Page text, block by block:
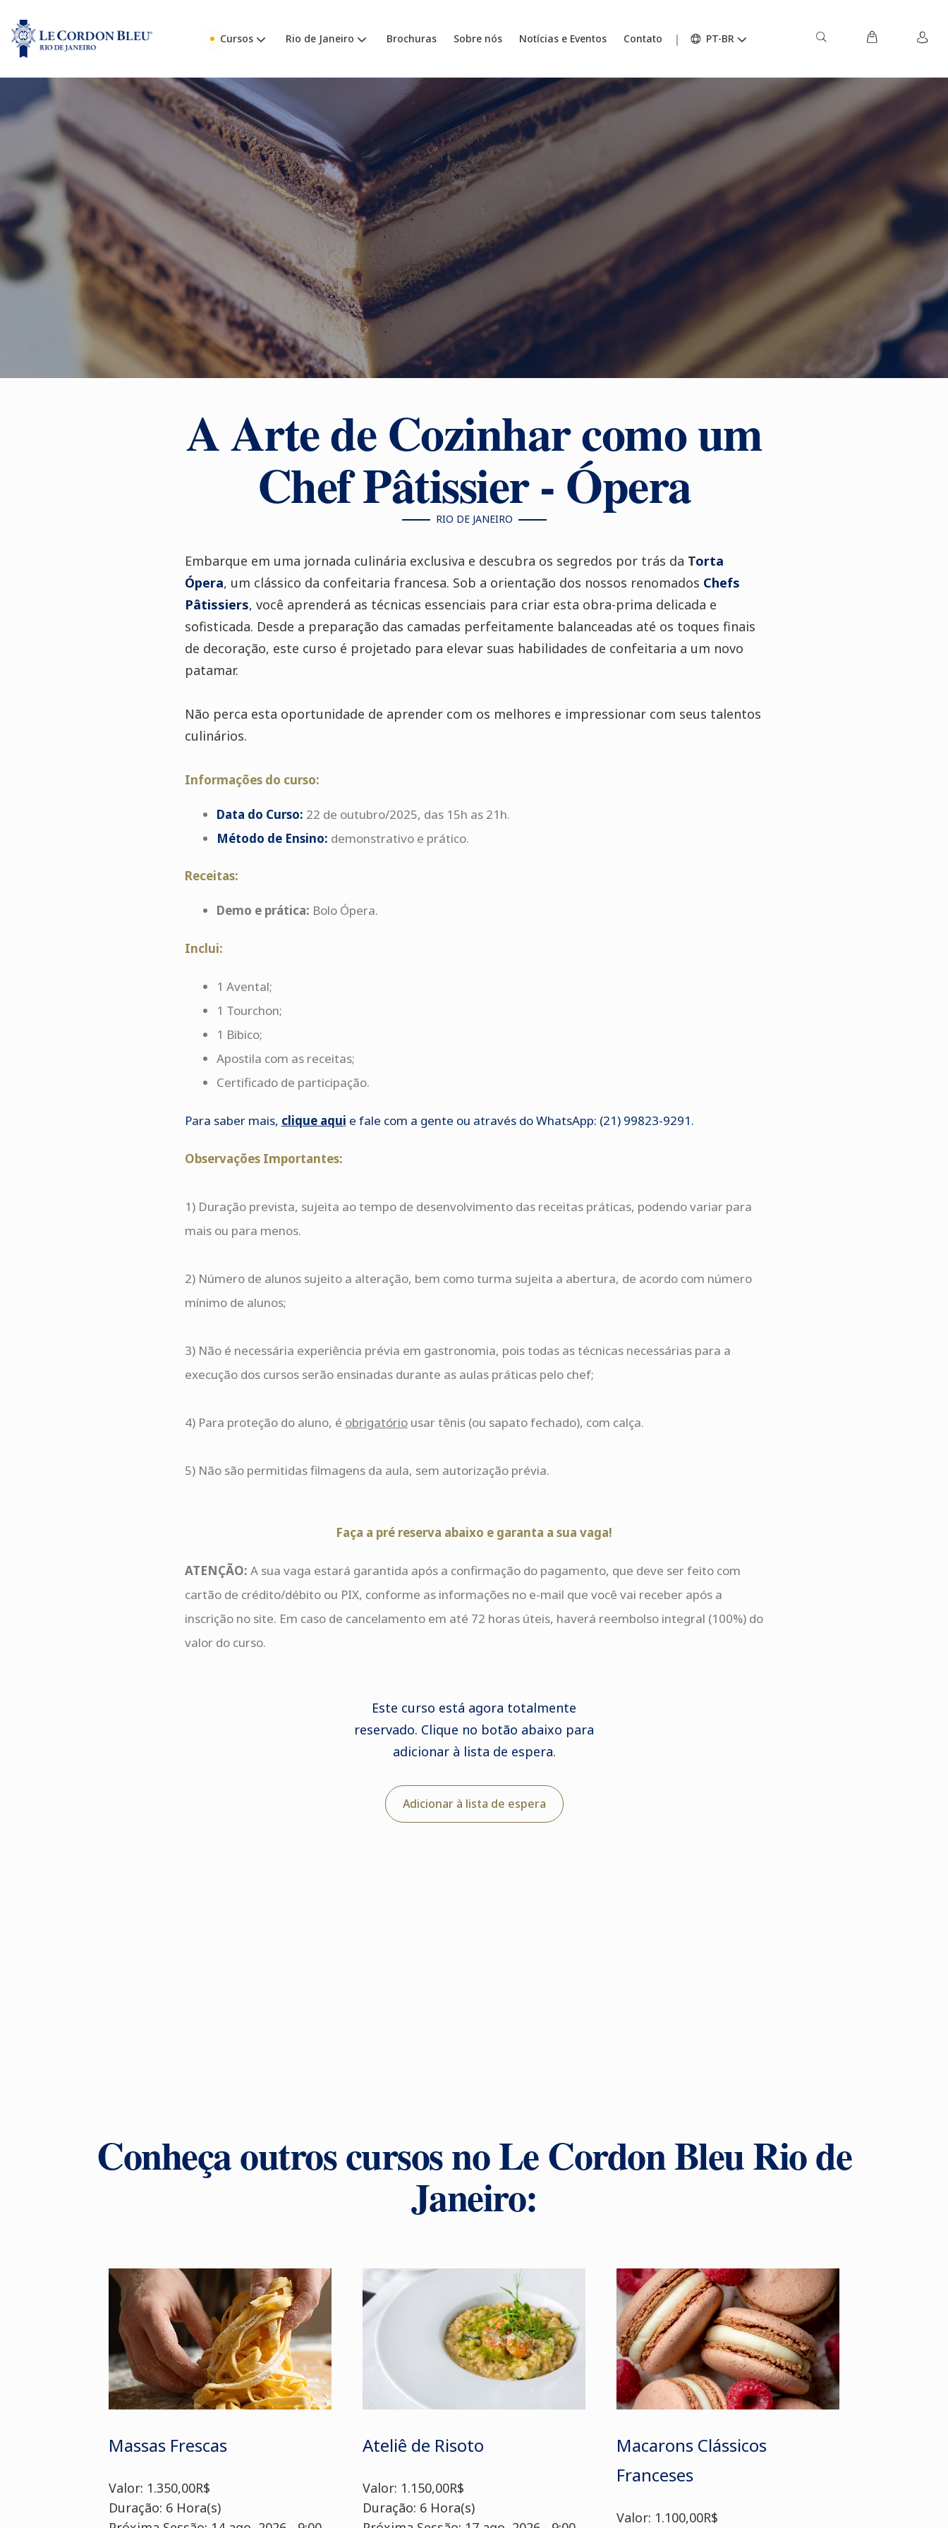
Cursos Rio de Janeiro Brochuras Sobre nós Notícias e Eventos Contato PT-BR
A Arte de Cozinhar como um
Chef Pâtissier - Ópera
RIO DE JANEIRO
Embarque em uma jornada culinária exclusiva e descubra os segredos por trás da Torta
Ópera, um clássico da confeitaria francesa. Sob a orientação dos nossos renomados Chefs
Pâtissiers, você aprenderá as técnicas essenciais para criar esta obra-prima delicada e
sofisticada. Desde a preparação das camadas perfeitamente balanceadas até os toques finais
de decoração, este curso é projetado para elevar suas habilidades de confeitaria a um novo
patamar.
Não perca esta oportunidade de aprender com os melhores e impressionar com seus talentos
culinários.
Informações do curso:
Data do Curso: 22 de outubro/2025, das 15h as 21h.
Método de Ensino: demonstrativo e prático.
Receitas:
Demo e prática: Bolo Ópera.
Inclui:
1 Avental;
1 Tourchon;
1 Bibico;
Apostila com as receitas;
Certificado de participação.
Para saber mais, clique aqui e fale com a gente ou através do WhatsApp: (21) 99823-9291.
Observações Importantes:
1) Duração prevista, sujeita ao tempo de desenvolvimento das receitas práticas, podendo variar para
mais ou para menos.
2) Número de alunos sujeito a alteração, bem como turma sujeita a abertura, de acordo com número
mínimo de alunos;
3) Não é necessária experiência prévia em gastronomia, pois todas as técnicas necessárias para a
execução dos cursos serão ensinadas durante as aulas práticas pelo chef;
4) Para proteção do aluno, é obrigatório usar tênis (ou sapato fechado), com calça.
5) Não são permitidas filmagens da aula, sem autorização prévia.
Faça a pré reserva abaixo e garanta a sua vaga!
ATENÇÃO: A sua vaga estará garantida após a confirmação do pagamento, que deve ser feito com
cartão de crédito/débito ou PIX, conforme as informações no e-mail que você vai receber após a
inscrição no site. Em caso de cancelamento em até 72 horas úteis, haverá reembolso integral (100%) do
valor do curso.
Este curso está agora totalmente
reservado. Clique no botão abaixo para
adicionar à lista de espera.
Adicionar à lista de espera
Conheça outros cursos no Le Cordon Bleu Rio de
Janeiro:
Massas Frescas
Valor: 1.350,00R$
Duração: 6 Hora(s)
Ateliê de Risoto
Valor: 1.150,00R$
Duração: 6 Hora(s)
Macarons Clássicos
Franceses
Valor: 1.100,00R$